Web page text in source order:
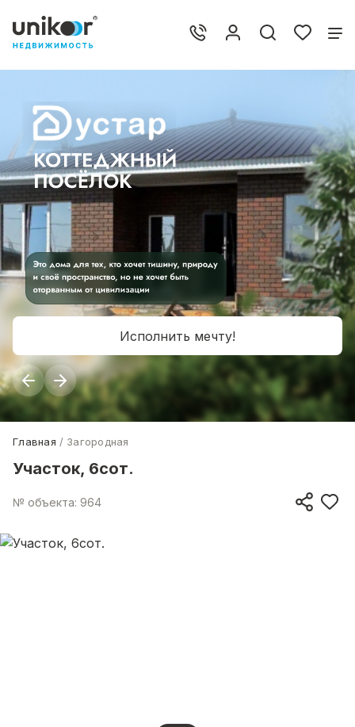
Исполнить мечту!
Главная Загородная
Участок, 6сот.
№ объекта: 964